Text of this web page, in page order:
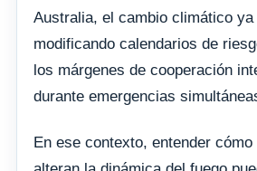
Australia, el cambio climático ya
modificando calendarios de
los márgenes de cooperación
durante emergencias
En ese contexto, entender